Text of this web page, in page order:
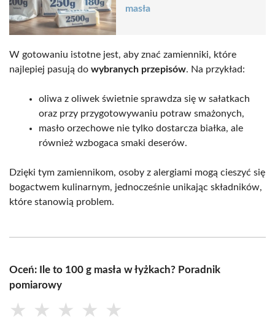
masła
W gotowaniu istotne jest, aby znać zamienniki, które
najlepiej pasują do wybranych przepisów. Na przykład:
oliwa z oliwek świetnie sprawdza się w sałatkach
oraz przy przygotowywaniu potraw smażonych,
masło orzechowe nie tylko dostarcza białka, ale
również wzbogaca smaki deserów.
Dzięki tym zamiennikom, osoby z alergiami mogą cieszyć się
bogactwem kulinarnym, jednocześnie unikając składników,
które stanowią problem.
Oceń: Ile to 100 g masła w łyżkach? Poradnik
pomiarowy
★ ★ ★ ★ ★